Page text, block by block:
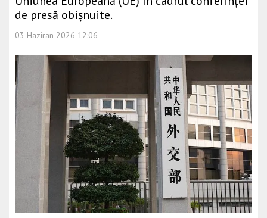
de presă obișnuite.
03 Haziran 2026 12:06